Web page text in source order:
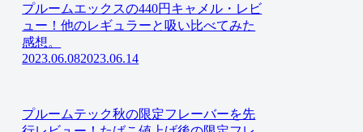
プルームエックスの440円キャメル・レビ
ュー！他のレギュラーと吸い比べてみた
感想。
2023.06.082023.06.14
プルームテック秋の限定フレーバーを先